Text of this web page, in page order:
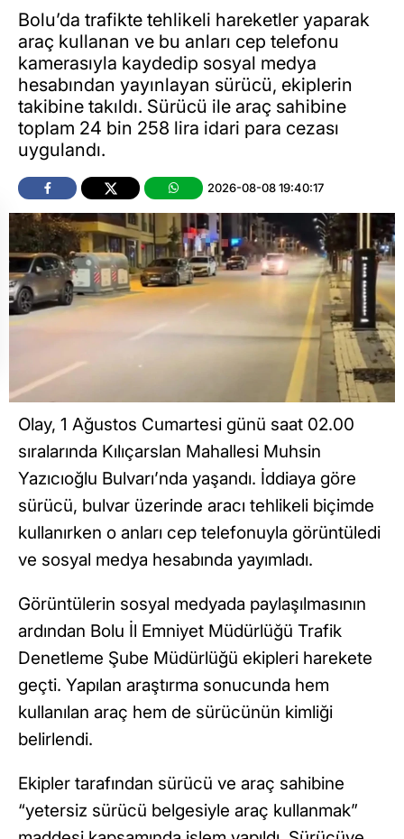
Bolu’da trafikte tehlikeli hareketler yaparak
araç kullanan ve bu anları cep telefonu
kamerasıyla kaydedip sosyal medya
hesabından yayınlayan sürücü, ekiplerin
takibine takıldı. Sürücü ile araç sahibine
toplam 24 bin 258 lira idari para cezası
uygulandı.
2026-08-08 19:40:17
Olay, 1 Ağustos Cumartesi günü saat 02.00
sıralarında Kılıçarslan Mahallesi Muhsin
Yazıcıoğlu Bulvarı’nda yaşandı. İddiaya göre
sürücü, bulvar üzerinde aracı tehlikeli biçimde
kullanırken o anları cep telefonuyla görüntüledi
ve sosyal medya hesabında yayımladı.
Görüntülerin sosyal medyada paylaşılmasının
ardından Bolu İl Emniyet Müdürlüğü Trafik
Denetleme Şube Müdürlüğü ekipleri harekete
geçti. Yapılan araştırma sonucunda hem
kullanılan araç hem de sürücünün kimliği
belirlendi.
Ekipler tarafından sürücü ve araç sahibine
“yetersiz sürücü belgesiyle araç kullanmak”